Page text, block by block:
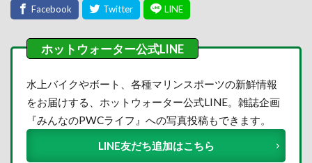
水上バイクやボート、各種マリンスポーツの新鮮情報
をお届けする、ホットウォーター公式LINE。雑誌企画
『みんなのPWCライフ』への写真投稿もできます。
LINE友だち追加はこちら